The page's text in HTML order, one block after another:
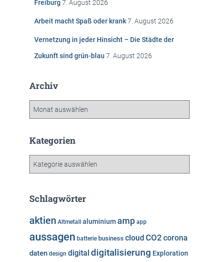
Freiburg 7. August 2026
Arbeit macht Spaß oder krank7. August 2026
Vernetzung in jeder Hinsicht – Die Städte der
Zukunft sind grün-blau 7. August 2026
Archiv
h
Kategorien
g
r
i
n
Schlagwörter
aktien Altmetall aluminiumamp app
aussagen batterie business cloud CO2 corona
daten design digital digitalisierung Exploration